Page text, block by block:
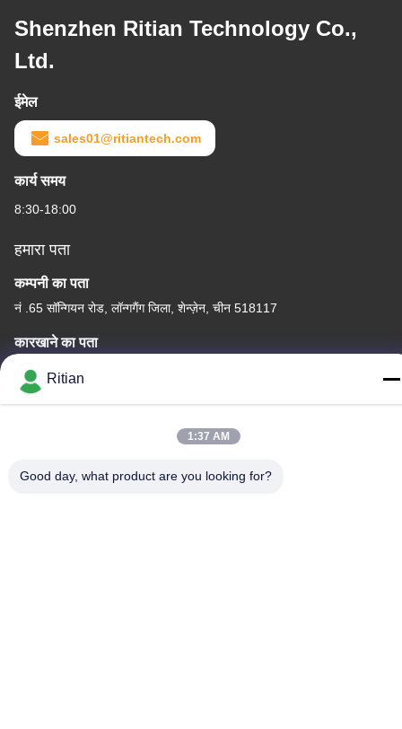
Shenzhen Ritian Technology Co.,
Ltd.
ईमेल
sales01@ritiantech.com
कार्य समय
8:30-18:00
हमारा पता
कम्पनी का पता
नं .65 सॉन्गियन रोड, लॉन्गगैंग जिला, शेन्ज़ेन, चीन 518117
कारखाने का पता
नं .65 सॉन्गियन रोड, लॉन्गगैंग जिला, शेन्ज़ेन, चीन 518117
टेलीफोन
Ritian
1:37 AM
Good day, what product are you looking for?